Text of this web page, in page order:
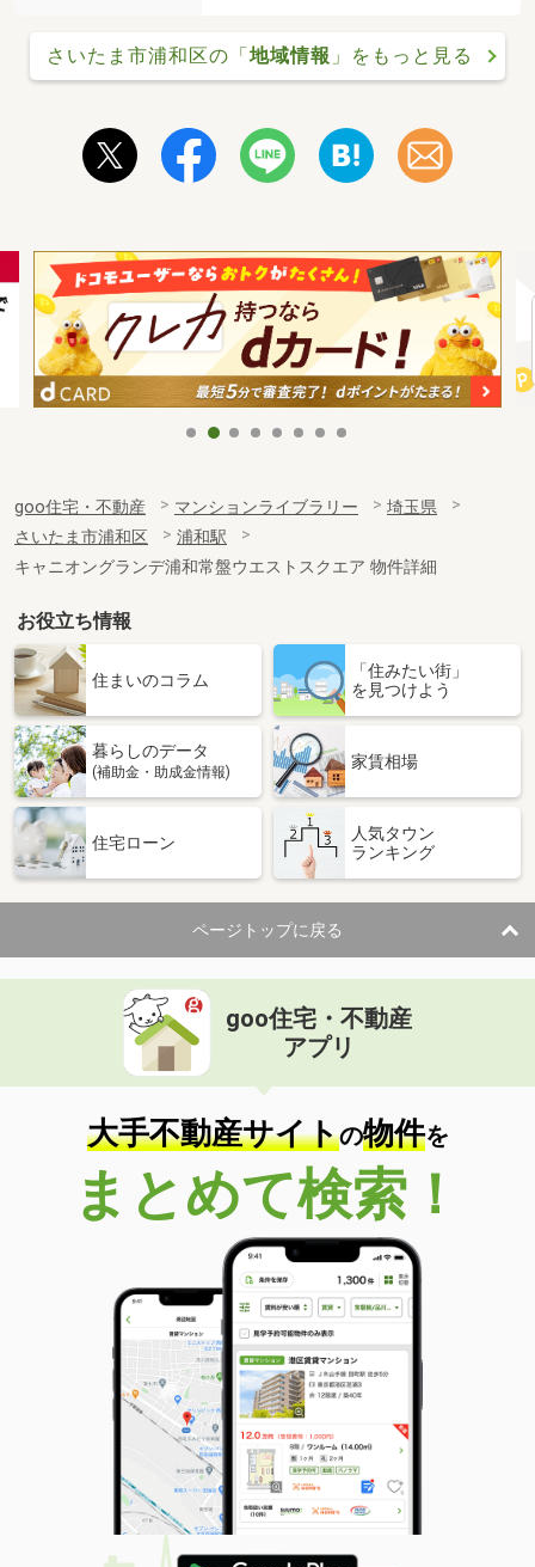
さいたま市浦和区の「地域情報 」をもっと見る
goo住宅・不動産 マンションライブラリー
埼玉県
さいたま市浦和区
浦和駅
キャニオングランデ浦和常盤ウエストスクエア 物件詳細
お役立ち情報
住まいのコラム
「住みたい街」
を見つけよう
暮らしのデータ
(補助金・助成金情報)
家賃相場
住宅ローン
人気タウン
ランキング
ページトップに戻る
goo住宅・不動産
アプリ
大手不動産サイトの物件を
まとめて検索！